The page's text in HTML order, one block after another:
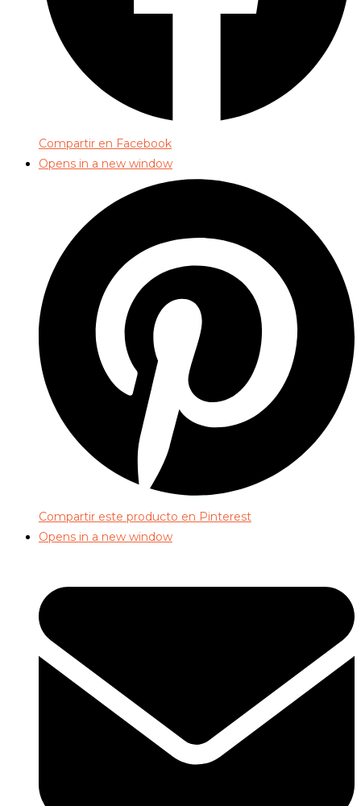
Compartir en Facebook
Opens in a new window
Compartir este producto en Pinterest
Opens in a new window